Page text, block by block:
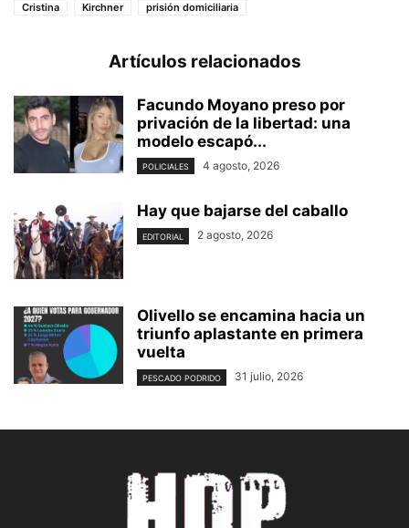
Cristina
Kirchner prisión domiciliaria
Artículos relacionados
Facundo Moyano preso por
privación de la libertad: una
modelo escapó...
POLICIALES 4 agosto, 2026
Hay que bajarse del caballo
EDITORIAL 2 agosto, 2026
Olivello se encamina hacia un
triunfo aplastante en primera
vuelta
PESCADO PODRIDO 31 julio, 2026